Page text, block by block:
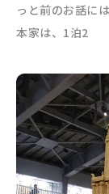
っと前のお話に
本家は、1泊2